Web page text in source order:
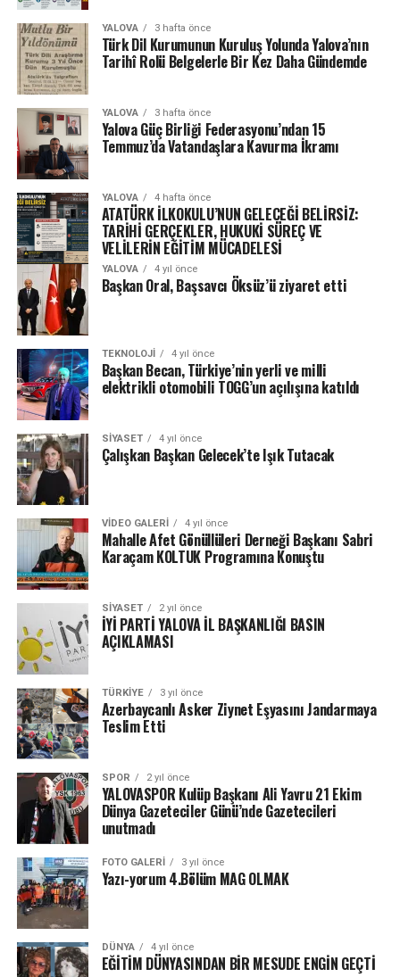
YALOVA 3 hafta önce
Türk Dil Kurumunun Kuruluş Yolunda Yalova’nın
Tarihî Rolü Belgelerle Bir Kez Daha Gündemde
YALOVA 3 hafta önce
Yalova Güç Birliği Federasyonu’ndan 15
Temmuz’da Vatandaşlara Kavurma İkramı
YALOVA 4 hafta önce
ATATÜRK İLKOKULU’NUN GELECEĞİ BELİRSİZ:
TARİHİ GERÇEKLER, HUKUKİ SÜREÇ VE
VELİLERİN EĞİTİM MÜCADELESİ
YALOVA 4 yıl önce
Başkan Oral, Başsavcı Öksüz’ü ziyaret etti
TEKNOLOJI 4 yıl önce
Başkan Becan, Türkiye’nin yerli ve milli
elektrikli otomobili TOGG’un açılışına katıldı
SIYASET 4 yıl önce
Çalışkan Başkan Gelecek’te Işık Tutacak
VIDEO GALERI 4 yıl önce
Mahalle Afet Gönüllüleri Derneği Başkanı Sabri
Karaçam KOLTUK Programına Konuştu
SIYASET 2 yıl önce
İYİ PARTİ YALOVA İL BAŞKANLIĞI BASIN
AÇIKLAMASI
TÜRKIYE 3 yıl önce
Azerbaycanlı Asker Ziynet Eşyasını Jandarmaya
Teslim Etti
SPOR 2 yıl önce
YALOVASPOR Kulüp Başkanı Ali Yavru 21 Ekim
Dünya Gazeteciler Günü’nde Gazetecileri
unutmadı
FOTO GALERI 3 yıl önce
Yazı-yorum 4.Bölüm MAG OLMAK
DÜNYA 4 yıl önce
EĞİTİM DÜNYASINDAN BİR MESUDE ENGİN GEÇTİ